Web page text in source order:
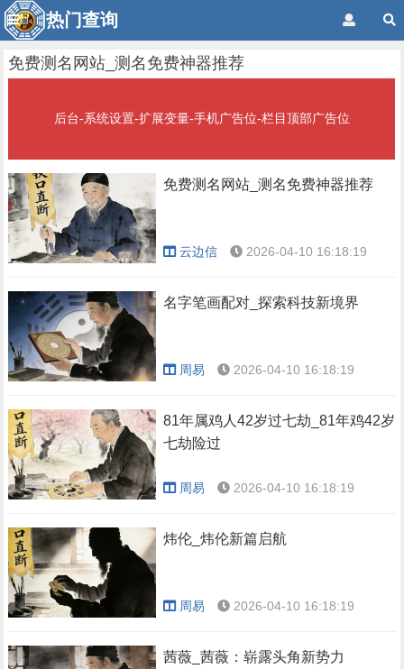
热门查询
免费测名网站_测名免费神器推荐
后台-系统设置-扩展变量-手机广告位-栏目顶部广告位
免费测名网站_测名免费神器推荐
云边信 2026-04-10 16:18:19
名字笔画配对_探索科技新境界
周易 2026-04-10 16:18:19
81年属鸡人42岁过七劫_81年鸡42岁
七劫险过
周易 2026-04-10 16:18:19
炜伦_炜伦新篇启航
周易 2026-04-10 16:18:19
茜薇_茜薇：崭露头角新势力